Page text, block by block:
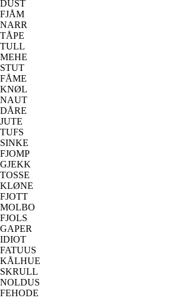
DUST
FJÅM
NARR
TÅPE
TULL
MEHE
STUT
FÅME
KNØL
NAUT
DÅRE
JUTE
TUFS
SINKE
FJOMP
GJEKK
TOSSE
KLØNE
FJOTT
MOLBO
FJOLS
GAPER
IDIOT
FATUUS
KÅLHUE
SKRULL
NOLDUS
FEHODE